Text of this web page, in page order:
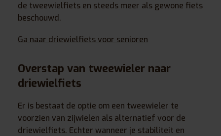
de tweewielfiets en steeds meer als gewone fiets
beschouwd.
Ga naar driewielfiets voor senioren
Overstap van tweewieler naar
driewielfiets
Er is bestaat de optie om een tweewieler te
voorzien van zijwielen als alternatief voor de
driewielfiets. Echter wanneer je stabiliteit en